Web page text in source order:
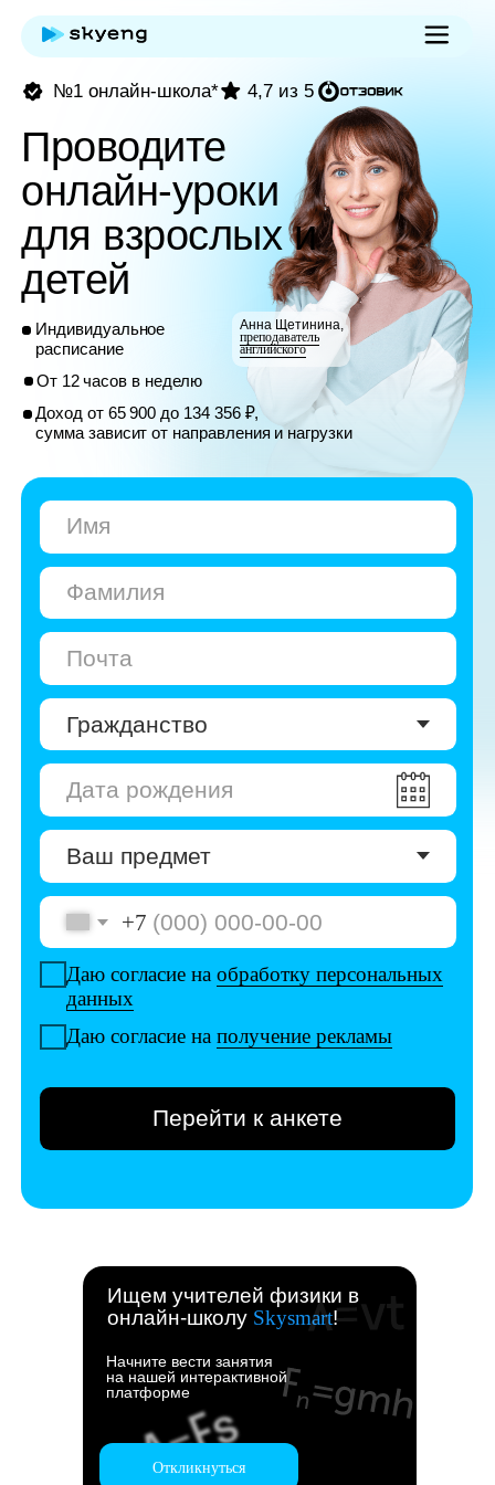
Индивидуальное
расписание
От 12 часов в неделю
Доход от 65 900 до 134 356 ₽,
сумма зависит от направления и нагрузки
4,7 из 5
Проводите
онлайн-уроки
для взрослых и
детей
Даю согласие наобработку персональных
Даю согласие наполучение рекламы
Перейти к анкете
Анна Щетинина,
преподаватель
Ищем учителей физики в
онлайн-школу Skysmart!
Начните вести занятия
на нашей интерактивной
платформе
Откликнуться